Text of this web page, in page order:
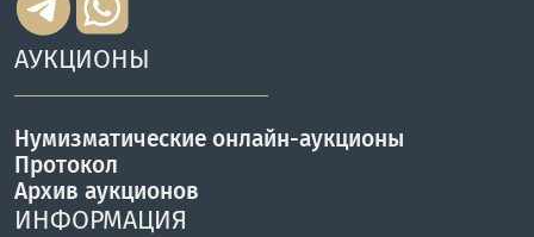
АУКЦИОНЫ
Нумизматические онлайн-аукционы
Протокол
Архив аукционов
ИНФОРМАЦИЯ